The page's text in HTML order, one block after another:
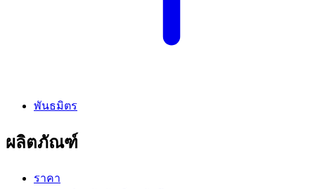
พันธมิตร
ผลิตภัณฑ์
ราคา